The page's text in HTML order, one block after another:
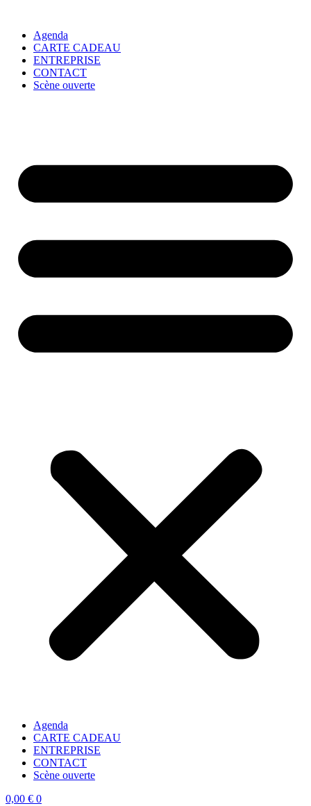
Agenda
CARTE CADEAU
ENTREPRISE
CONTACT
Scène ouverte
Agenda
CARTE CADEAU
ENTREPRISE
CONTACT
Scène ouverte
0,00 € 0